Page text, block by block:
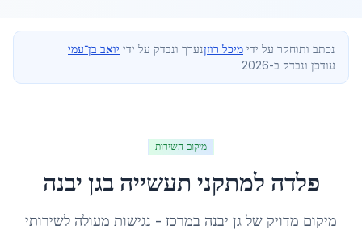
נכתב ותוחקר על ידי מיכל רוזןנערך ונבדק על ידי יואב בן־עמי
עודכן ונבדק ב-2026
מיקום השירות
פלדה למתקני תעשייה בגן יבנה
מיקום מדויק של גן יבנה במרכז - נגישות מעולה לשירותי